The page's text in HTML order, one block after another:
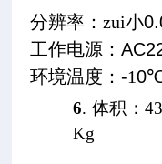
分辨率：zui小
工作电源：
环境温度：-10
6. 体积：
Kg